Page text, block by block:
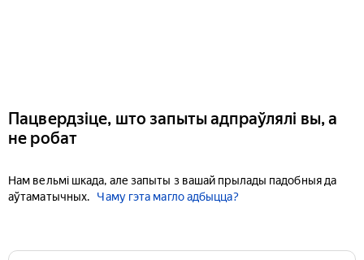
Пацвердзіце, што запыты адпраўлялі вы, а
не робат
Нам вельмі шкада, але запыты з вашай прылады падобныя да
аўтаматычных.
Чаму гэта магло адбыцца?